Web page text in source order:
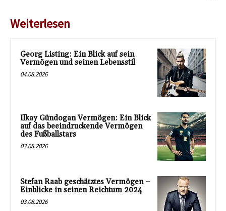
Weiterlesen
Georg Listing: Ein Blick auf sein
Vermögen und seinen Lebensstil
04.08.2026
Ilkay Gündogan Vermögen: Ein Blick
auf das beeindruckende Vermögen
des Fußballstars
03.08.2026
Stefan Raab geschätztes Vermögen –
Einblicke in seinen Reichtum 2024
03.08.2026